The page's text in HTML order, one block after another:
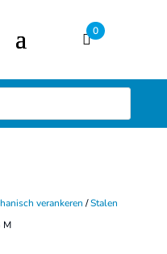
0
verankeren /Stalen
M